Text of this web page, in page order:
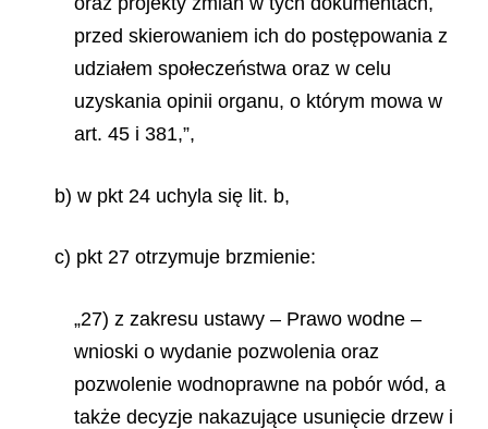
przed skierowaniem ich do postępowania z
udziałem społeczeństwa oraz w celu
uzyskania opinii organu, o którym mowa w
art. 45 i 381,”,
b) w pkt 24 uchyla się lit. b,
c) pkt 27 otrzymuje brzmienie:
„27) z zakresu ustawy – Prawo wodne –
wnioski o wydanie pozwolenia oraz
pozwolenie wodnoprawne na pobór wód, a
także decyzje nakazujące usunięcie drzew i